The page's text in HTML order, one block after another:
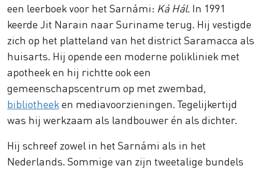
een leerboek voor het Sarnámi: Ká Hál. In 1991
keerde Jit Narain naar Suriname terug. Hij vestigde
zich op het platteland van het district Saramacca als
huisarts. Hij opende een moderne polikliniek met
apotheek en hij richtte ook een
gemeenschapscentrum op met zwembad,
bibliotheek en mediavoorzieningen. Tegelijkertijd
was hij werkzaam als landbouwer én als dichter.
Hij schreef zowel in het Sarnámi als in het
Nederlands. Sommige van zijn tweetalige bundels